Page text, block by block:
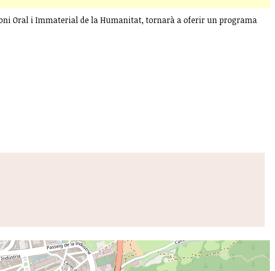
Oral i Immaterial de la Humanitat, tornarà a oferir un programa